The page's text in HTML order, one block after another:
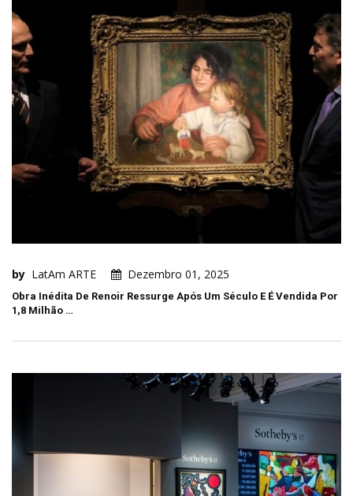
by LatAm ARTE Dezembro 01, 2025
Obra Inédita De Renoir Ressurge Após Um Século E É Vendida Por
1,8 Milhão …